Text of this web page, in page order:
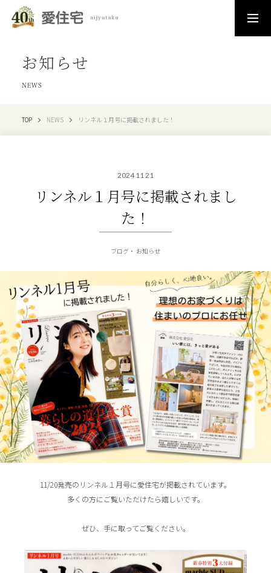
お知らせ
NEWS
TOP NEWS リンネル１月号に掲載されました！
2024 11 21
リンネル１月号に掲載されまし
た！
ブログ お知らせ
11/20発売のリンネル１月号に愛住宅が掲載されています。
多くの方にご覧いただけたら嬉しいです。
ぜひ、手に取ってご覧ください。